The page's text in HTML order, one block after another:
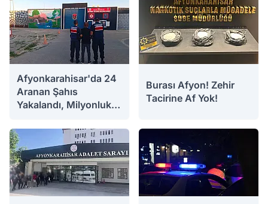
Afyonkarahisar'da 24
Aranan Şahıs
Yakalandı, Milyonluk
03.08.2026 17:21
Burası Afyon! Zehir
Tacirine Af Yok!
03.08.2026 17:15